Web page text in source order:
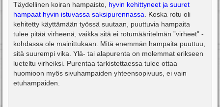
Täydellinen koiran hampaisto, hyvin kehittyneet ja suuret
hampaat hyvin istuvassa saksipurennassa . Koska rotu oli
kehitetty käyttämään työssä suutaan, puuttuvia hampaita
tulee pitää virheenä, vaikka sitä ei rotumääritelmän ”virheet” -
kohdassa ole mainittukaan. Mitä enemmän hampaita puuttuu,
sitä suurempi vika. Ylä- tai alapurenta on molemmat erikseen
lueteltu virheiksi. Purentaa tarkistettaessa tulee ottaa
huomioon myös sivuhampaiden yhteensopivuus, ei vain
etuhampaiden.